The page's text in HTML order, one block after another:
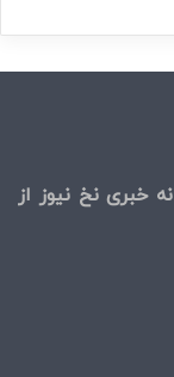
خبری نخ نیوز از